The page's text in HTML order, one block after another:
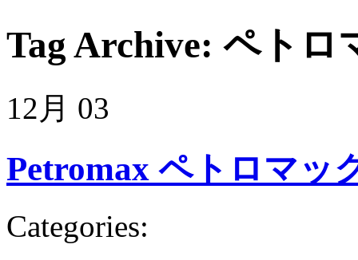
Tag Archive: ペトロ
12月 03
Petromax ペトロマッ
Categories: